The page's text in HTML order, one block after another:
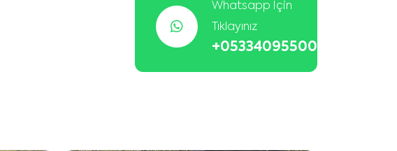
Whatsapp İçin
Tıklayınız
+05334095500